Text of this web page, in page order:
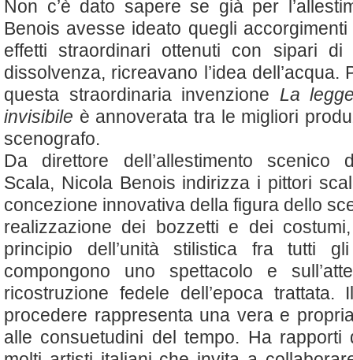
Non c’è dato sapere se già per
Benois avesse ideato quegli
effetti straordinari ottenuti con sipari
dissolvenza, ricreavano l’idea dell’acqua.
questa straordinaria invenzione La
invisibile è annoverata tra le migliori
scenografo.
Da direttore dell’allestimento scenico
Scala, Nicola Benois indirizza i pittori
concezione innovativa della figura dello
realizzazione dei bozzetti e dei
principio dell’unità stilistica fra tutti
compongono uno spettacolo e
ricostruzione fedele dell’epoca
procedere rappresenta una vera e
alle consuetudini del tempo. Ha rapporti